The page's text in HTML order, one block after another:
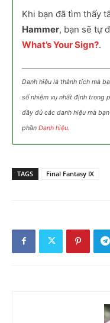
Khi bạn đã tìm thấy
Hammer, bạn sẽ tự
What’s Your Sign?.
Danh hiệu là thành tích mà
số nhiệm vụ nhất định trong
đầy đủ các danh hiệu mà
phần Danh hiệu.
TAGS Final Fantasy IX